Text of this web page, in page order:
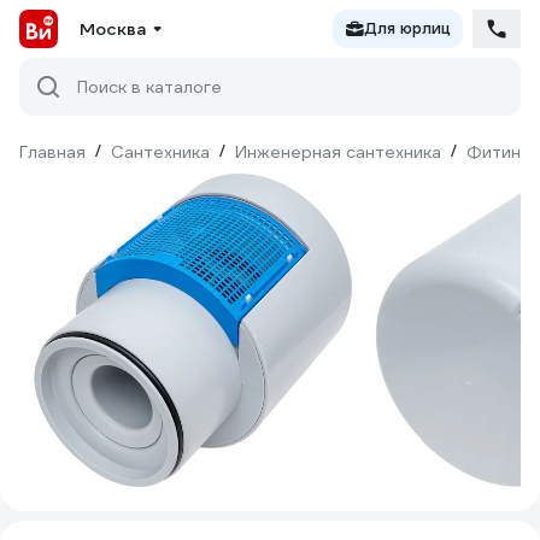
Москва Для юрлиц
Поиск в каталоге
Главная / Сантехника / Инженерная сантехника / Фитинги